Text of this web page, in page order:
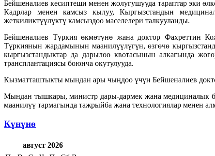
Бейшеналиев кесиптеши менен жолугушууда тараптар эки
Кадрлар менен камсыз кылуу, Кыргызстандын
жеткиликтүүлүктү камсыздоо маселелери талкууланды.
Бейшеналиев Түркия өкмөтүнө жана доктор Фахреттин
Түркиянын жардамынын маанилүүлүгүн, өзгөчө
кыргызстандыктар да дарылоо квотасынын алкагында
трансплантациясы боюнча окутулууда.
Кызматташтыкты мындан ары чыңдоо үчүн Бейшеналиев
Мындан тышкары, министр дары-дармек жана медициналык
маанилүү тармагында тажрыйба жана технологиялар менен
Күнүнө
август 2026